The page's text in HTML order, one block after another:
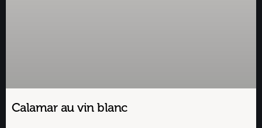
Calamar au vin blanc